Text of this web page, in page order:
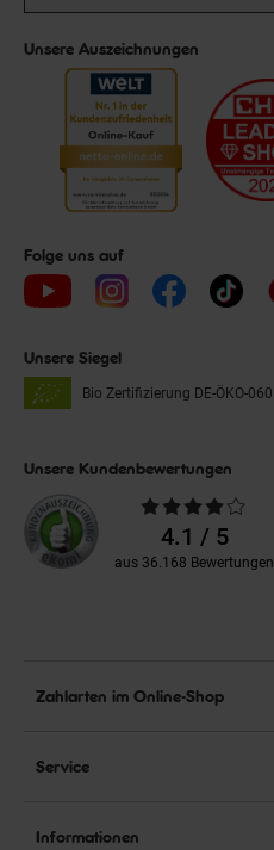
Unsere Auszeichnungen
Folge uns auf
Unsere Siegel
Bio Zertifizierung DE-ÖKO-060
Unsere Kundenbewertungen
Durchschnittliche
Bewertungen4.1 / 5
aus 36.168 Bewertungen
Zahlarten im Online-Shop
Service
Informationen